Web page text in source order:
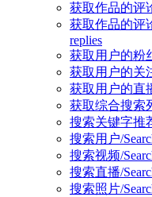
获取作品的评
获取作品的评
replies
获取用户的粉
获取用户的关
获取用户的直
获取综合搜索
搜索关键字推
搜索用户/
搜索视频/
搜索直播/
搜索照片/